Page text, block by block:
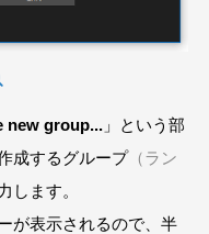
new group... 」という部
成するグループ（ラン
します。
が表示されるので、半